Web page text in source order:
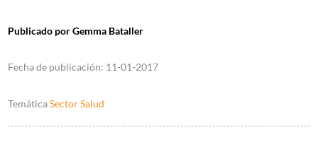
Publicado porGemma Bataller
Fecha de publicación: 11-01-2017
TemáticaSector Salud